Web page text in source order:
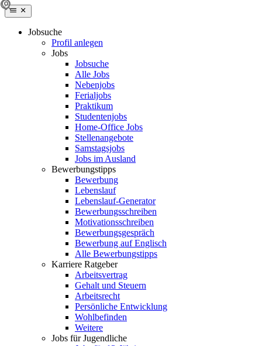
Jobsuche
Profil anlegen
Jobs
Jobsuche
Alle Jobs
Nebenjobs
Ferialjobs
Praktikum
Studentenjobs
Home-Office Jobs
Stellenangebote
Samstagsjobs
Jobs im Ausland
Bewerbungstipps
Bewerbung
Lebenslauf
Lebenslauf-Generator
Bewerbungsschreiben
Motivationsschreiben
Bewerbungsgespräch
Bewerbung auf Englisch
Alle Bewerbungstipps
Karriere Ratgeber
Arbeitsvertrag
Gehalt und Steuern
Arbeitsrecht
Persönliche Entwicklung
Wohlbefinden
Weitere
Jobs für Jugendliche